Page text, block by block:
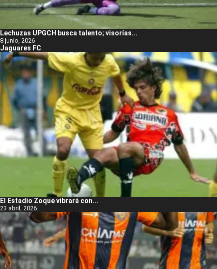
Lechuzas UPGCH busca talento; visorías...
8 junio, 2026
Jaguares FC
El Estadio Zoque vibrará con...
23 abril, 2026